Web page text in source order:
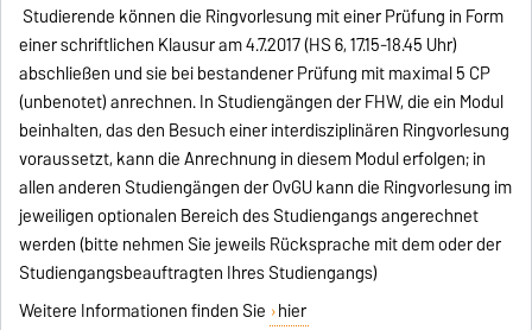
Studierende können die Ringvorlesung mit einer Prüfung in Form
einer schriftlichen Klausur am 4.7.2017 (HS 6, 17.15-18.45 Uhr)
abschließen und sie bei bestandener Prüfung mit maximal 5 CP
(unbenotet) anrechnen. In Studiengängen der FHW, die ein Modul
beinhalten, das den Besuch einer interdisziplinären Ringvorlesung
voraussetzt, kann die Anrechnung in diesem Modul erfolgen; in
allen anderen Studiengängen der OvGU kann die Ringvorlesung im
jeweiligen optionalen Bereich des Studiengangs angerechnet
werden (bitte nehmen Sie jeweils Rücksprache mit dem oder der
Studiengangsbeauftragten Ihres Studiengangs)
Weitere Informationen finden Sie hier